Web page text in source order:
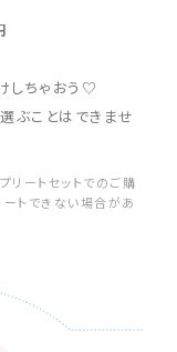
しちゃおう♡
ぶことはできませ
リートセットでのご購
ートできない場合があ